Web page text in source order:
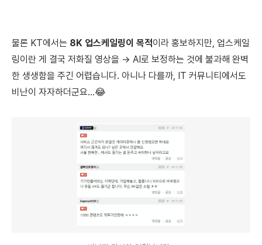
물론 KT에서는 8K 업스케일링이 목적이라 홍보하지만, 업스케일
링이란 게 결국 저화질 영상을 → AI로 보정하는 것에 불과해 완벽
한 생생함을 주긴 어렵습니다. 아니나 다를까, IT 커뮤니티에서도
비난이 자자하더군요...😂